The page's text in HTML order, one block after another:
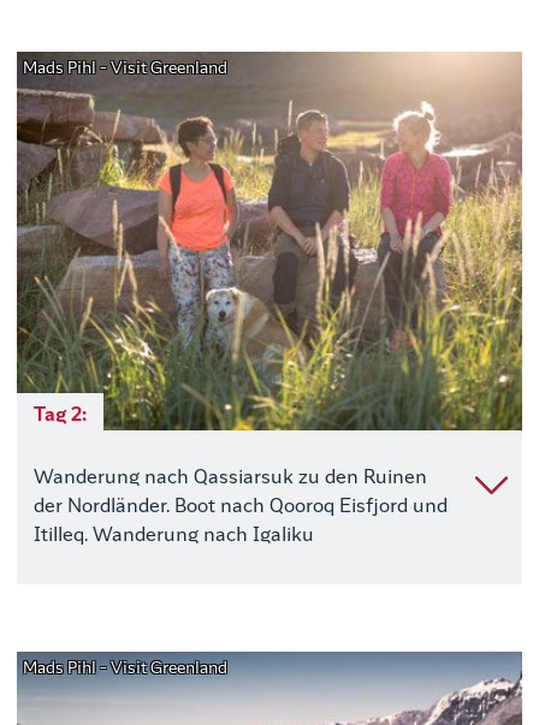
Mads Pihl - Visit Greenland
Tag 2:
Wanderung nach Qassiarsuk zu den Ruinen
der Nordländer. Boot nach Qooroq Eisfjord und
Itilleq. Wanderung nach Igaliku
Mads Pihl - Visit Greenland